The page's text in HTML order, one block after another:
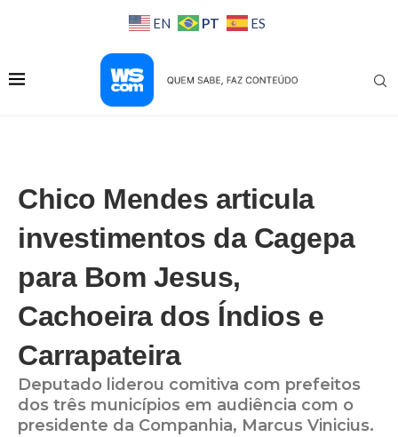
EN PT ES
Chico Mendes articula
investimentos da Cagepa
para Bom Jesus,
Cachoeira dos Índios e
Carrapateira
Deputado liderou comitiva com prefeitos
dos três municípios em audiência com o
presidente da Companhia, Marcus Vinicius.